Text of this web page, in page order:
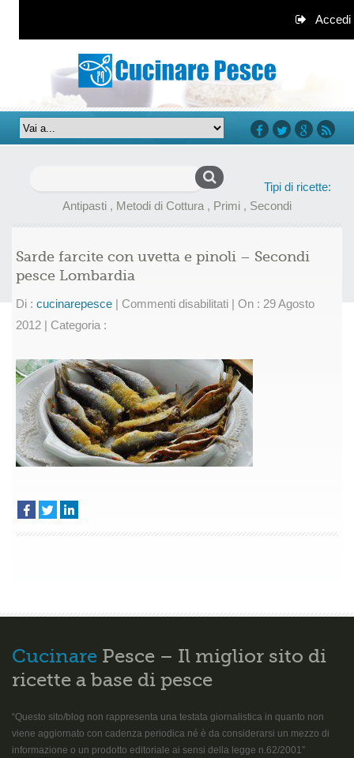
Accedi
Tipi di ricette:
Antipasti , Metodi di Cottura , Primi , Secondi
Sarde farcite con uvetta e pinoli – Secondi
pesce Lombardia
Di : cucinarepesce | Commenti disabilitatisu
con
uvetta
e
pinoli
–
| On : 29 Agosto
2012 | Categoria :
Cucinare Pesce – Il miglior sito di
ricette a base di pesce
“Questo sito/blog non rappresenta una testata giornalistica in quanto non
viene aggiornato con cadenza periodica né è da considerarsi un mezzo di
informazione o un prodotto editoriale ai sensi della legge n.62/2001”